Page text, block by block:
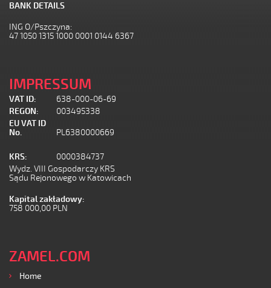
BANK DETAILS
ING O/Pszczyna:
47 1050 1315 1000 0001 0144 6367
IMPRESSUM
VAT ID:
638-000-06-69
REGON:
003495338
EU VAT ID
No.
PL6380000669
KRS:
0000384737
Wydz. VIII Gospodarczy KRS
Sądu Rejonowego w Katowicach
Kapital zakładowy:
758 000,00 PLN
ZAMEL.COM
Home